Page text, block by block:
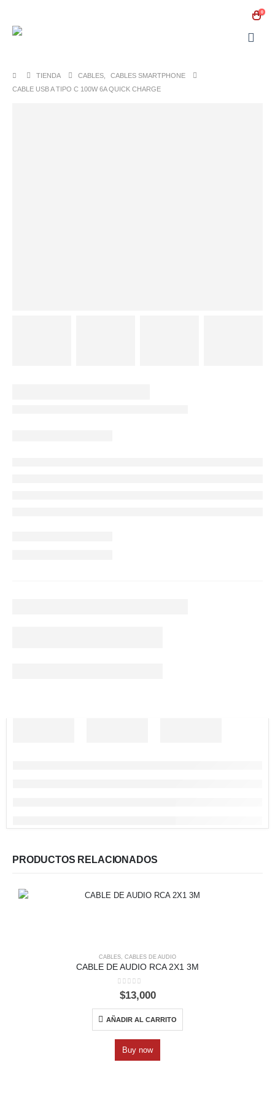
0
TIENDA CABLES
CABLES SMARTPHONE
CABLE USB A TIPO C 100W 6A QUICK CHARGE
PRODUCTOS RELACIONADOS
CABLES, CABLES DE AUDIO
CABLE DE AUDIO RCA 2X1 3M
0out of 5
$13,000
AÑADIR AL CARRITO
Buy now